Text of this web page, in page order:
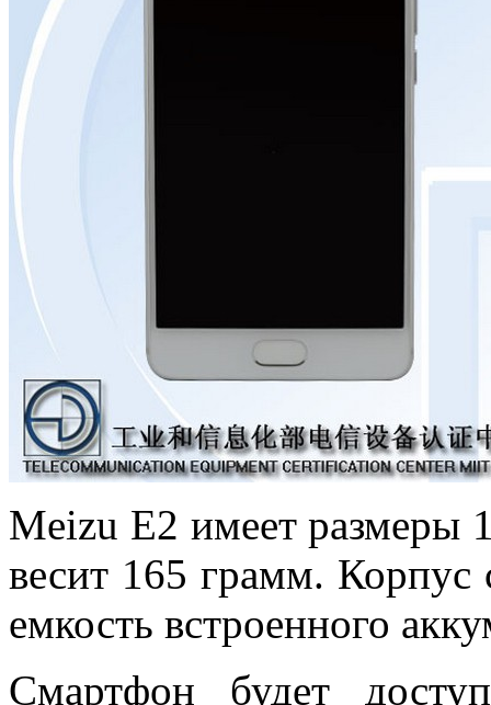
Meizu E2 имеет размеры
весит 165 грамм. Корпус
емкость встроенного
Смартфон будет